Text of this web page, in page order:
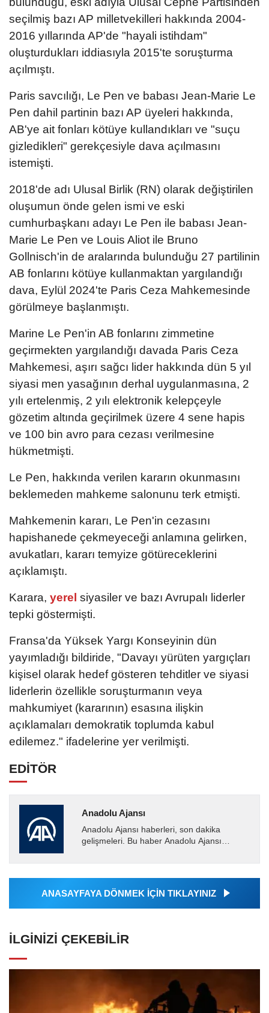
seçilmiş bazı AP milletvekilleri hakkında 2004-
2016 yıllarında AP'de "hayali istihdam"
oluşturdukları iddiasıyla 2015'te soruşturma
açılmıştı.
Paris savcılığı, Le Pen ve babası Jean-Marie Le
Pen dahil partinin bazı AP üyeleri hakkında,
AB'ye ait fonları kötüye kullandıkları ve "suçu
gizledikleri" gerekçesiyle dava açılmasını
istemişti.
2018'de adı Ulusal Birlik (RN) olarak değiştirilen
oluşumun önde gelen ismi ve eski
cumhurbaşkanı adayı Le Pen ile babası Jean-
Marie Le Pen ve Louis Aliot ile Bruno
Gollnisch'in de aralarında bulunduğu 27 partilinin
AB fonlarını kötüye kullanmaktan yargılandığı
dava, Eylül 2024'te Paris Ceza Mahkemesinde
görülmeye başlanmıştı.
Marine Le Pen'in AB fonlarını zimmetine
geçirmekten yargılandığı davada Paris Ceza
Mahkemesi, aşırı sağcı lider hakkında dün 5 yıl
siyasi men yasağının derhal uygulanmasına, 2
yılı ertelenmiş, 2 yılı elektronik kelepçeyle
gözetim altında geçirilmek üzere 4 sene hapis
ve 100 bin avro para cezası verilmesine
hükmetmişti.
Le Pen, hakkında verilen kararın okunmasını
beklemeden mahkeme salonunu terk etmişti.
Mahkemenin kararı, Le Pen'in cezasını
hapishanede çekmeyeceği anlamına gelirken,
avukatları, kararı temyize götüreceklerini
açıklamıştı.
Karara, yerel siyasiler ve bazı Avrupalı liderler
tepki göstermişti.
Fransa'da Yüksek Yargı Konseyinin dün
yayımladığı bildiride, "Davayı yürüten yargıçları
kişisel olarak hedef gösteren tehditler ve siyasi
liderlerin özellikle soruşturmanın veya
mahkumiyet (kararının) esasına ilişkin
açıklamaları demokratik toplumda kabul
edilemez." ifadelerine yer verilmişti.
EDİTÖR
Anadolu Ajansı
Anadolu Ajansı haberleri, son dakika
gelişmeleri. Bu haber Anadolu Ajansı
tarafından geçilen tüm...
ANASAYFAYA DÖNMEK İÇİN TIKLAYINIZ
İLGINIZI ÇEKEBILIR